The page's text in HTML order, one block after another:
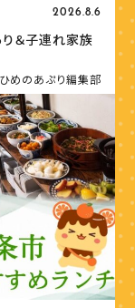
2026.8.6
＆子連れ家族
めのあぷり編集部